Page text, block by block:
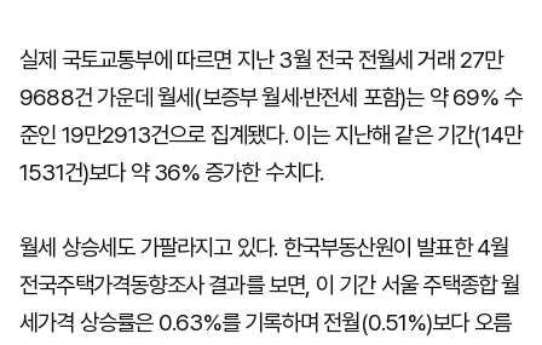
실제 국토교통부에 따르면 지난 3월 전국 전월세 거래 27만
9688건 가운데 월세(보증부 월세·반전세 포함)는 약 69% 수
준인 19만2913건으로 집계됐다. 이는 지난해 같은 기간(14만
1531건)보다 약 36% 증가한 수치다.
월세 상승세도 가팔라지고 있다. 한국부동산원이 발표한 4월
전국주택가격동향조사 결과를 보면, 이 기간 서울 주택종합 월
세가격 상승률은 0.63%를 기록하며 전월(0.51%)보다 오름